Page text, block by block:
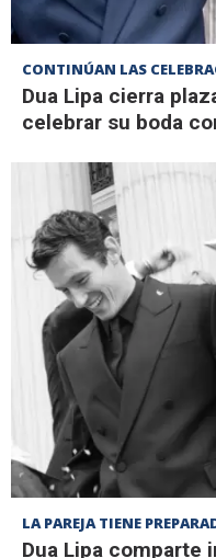
CONTINÚAN LAS
Dua Lipa cierra
celebrar su boda
LA PAREJA TIENE
Dua Lipa comparte